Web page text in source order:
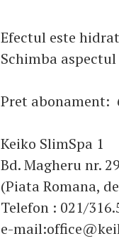
Efectul este
Schimba
Pret abonament:
Keiko SlimSpa 1
Bd. Magheru nr.
(Piata Romana,
Telefon : 021/
e-